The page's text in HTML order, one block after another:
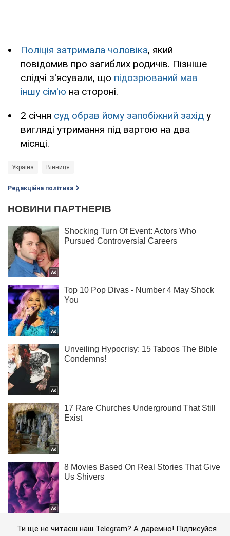
Поліція затримала чоловіка, який
повідомив про загиблих родичів. Пізніше
слідчі з'ясували, що підозрюваний мав
іншу сім'ю на стороні.
2 січня суд обрав йому запобіжний захід у
вигляді утримання під вартою на два
місяці.
Україна Вінниця
Редакційна політика
Ти ще не читаєш наш Telegram? А даремно! Підписуйся